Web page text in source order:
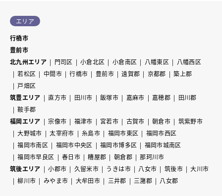
エリア
行橋市
豊前市
北九州エリア
門司区 小倉北区 小倉南区 八幡東区
八幡西区
若松区
中間市 行橋市 豊前市 遠賀郡 京都郡
築上郡
戸畑区
筑豊エリア
直方市 田川市 飯塚市 嘉麻市 嘉穂郡
田川郡
鞍手郡
福岡エリア
宗像市 福津市 宮若市 古賀市 朝倉市
筑紫野市
大野城市
太宰府市 糸島市 福岡市東区
福岡市西区
福岡市南区
福岡市中央区 福岡市博多区
福岡市城南区
福岡市早良区
春日市 糟屋郡 朝倉郡
那珂川市
筑後エリア
小郡市 久留米市 うきは市 八女市 筑後市
大川市
柳川市
みやま市 大牟田市 三井郡 三潴郡 八女郡